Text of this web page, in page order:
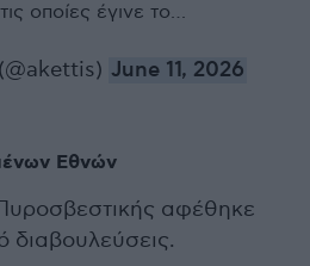
οποίες έγινε το…
June 11, 2026
Εθνών
αφέθηκε
διαβουλεύσεις.